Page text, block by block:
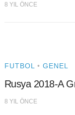
8 YIL ÖNCE
FUTBOL • GENEL
Rusya 2018-A
8 YIL ÖNCE